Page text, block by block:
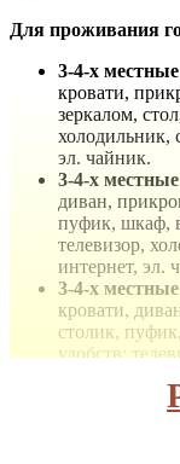
Для проживания
3-4-х
кровати,
зеркалом,
холодильник,
эл. чайник.
3-4-х
диван,
пуфик, шкаф,
телевизор,
интернет, эл.
3-4-х
кровати,
столик,
удобств:
3-4-х
номерах: